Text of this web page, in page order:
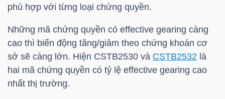
phù hợp với từng loại chứng quyền.
Những mã chứng quyền có effective gearing càng
cao thì biến động tăng/giảm theo chứng khoán cơ
sở sẽ càng lớn. Hiện CSTB2530 và CSTB2532 là
hai mã chứng quyền có tỷ lệ effective gearing cao
nhất thị trường.
YẾU
TIÊU
DÙNG